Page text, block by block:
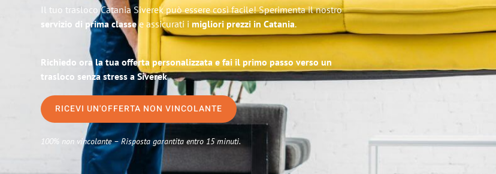
Il tuo trasloco Catania Siverek può essere così facile! Sperimenta il nostro
servizio di prima classee assicurati i migliori prezzi in Catania.
Richiedo ora la tua offerta personalizzata e fai il primo passo verso un
trasloco senza stress a Siverek
RICEVI UN'OFFERTA NON VINCOLANTE
100% non vincolante – Risposta garantita entro 15 minuti.